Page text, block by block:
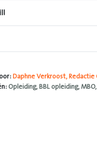
Daphne Verkroost,
Opleiding, BBL opleiding,